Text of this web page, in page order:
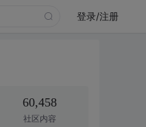
登录/注册
60,458
社区内容